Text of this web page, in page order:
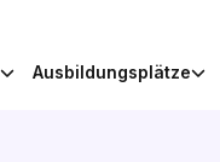
Ausbildungsplätze